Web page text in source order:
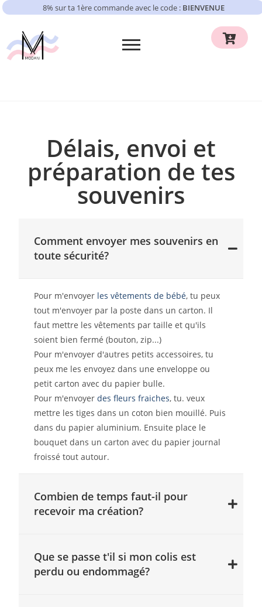
8% sur ta 1ère commande avec le code : BIENVENUE
Délais, envoi et
préparation de tes
souvenirs
Comment envoyer mes souvenirs en
toute sécurité?
Pour m'envoyer les vêtements de bébé, tu peux
tout m'envoyer par la poste dans un carton. Il
faut mettre les vêtements par taille et qu'ils
soient bien fermé (bouton, zip...)
Pour m'envoyer d'autres petits accessoires, tu
peux me les envoyez dans une enveloppe ou
petit carton avec du papier bulle.
Pour m'envoyerdes fleurs fraiches, tu. veux
mettre les tiges dans un coton bien mouillé. Puis
dans du papier aluminium. Ensuite place le
bouquet dans un carton avec du papier journal
froissé tout autour.
Combien de temps faut-il pour
recevoir ma création?
Que se passe t'il si mon colis est
perdu ou endommagé?